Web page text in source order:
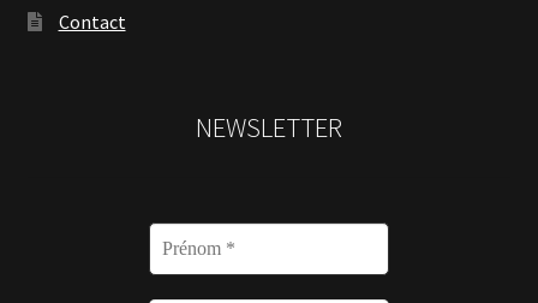
Contact
NEWSLETTER